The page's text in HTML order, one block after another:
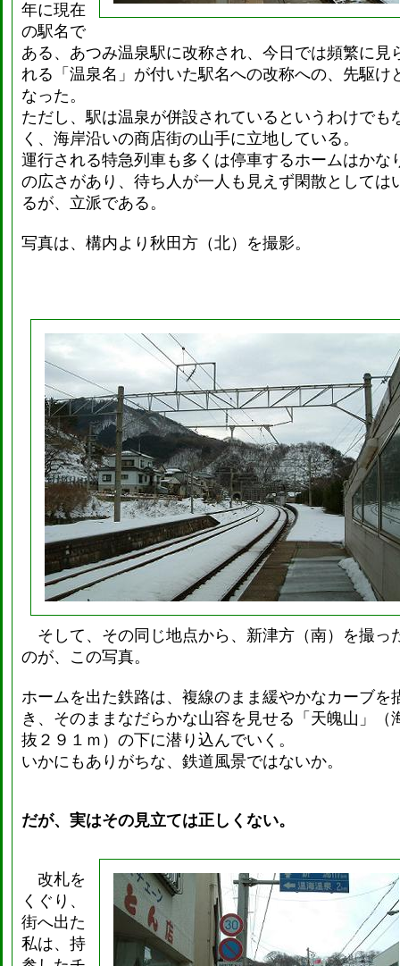
年に現在
の駅名で
ある、あつみ温泉駅に改称され、今日では頻繁に見
れる「温泉名」が付いた駅名への改称への、先駆け
なった。
ただし、駅は温泉が併設されているというわけでも
く、海岸沿いの商店街の山手に立地している。
運行される特急列車も多くは停車するホームはかな
の広さがあり、待ち人が一人も見えず閑散としては
るが、立派である。
写真は、構内より秋田方（北）を撮影。
そして、その同じ地点から、新津方（南）を撮っ
のが、この写真。
ホームを出た鉄路は、複線のまま緩やかなカーブを
き、そのままなだらかな山容を見せる「天魄山」（
抜２９１ｍ）の下に潜り込んでいく。
いかにもありがちな、鉄道風景ではないか。
だが、実はその見立ては正しくない。
改札を
くぐり、
街へ出た
私は、持